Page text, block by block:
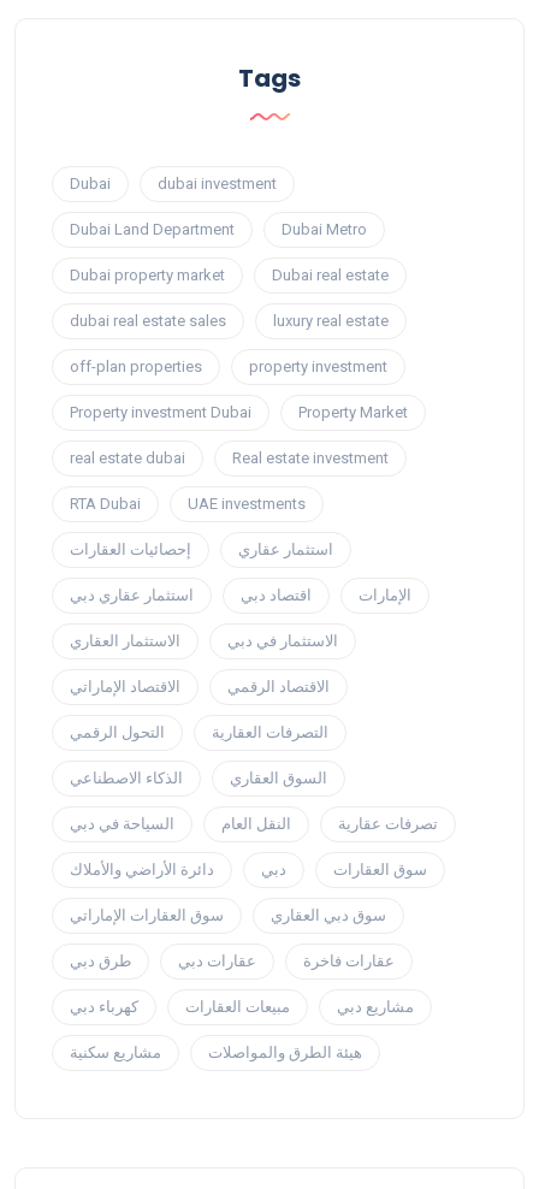
Tags
Dubai dubai investment
Dubai Land Department Dubai Metro
Dubai property market Dubai real estate
dubai real estate sales luxury real estate
off-plan properties property investment
Property investment Dubai Property Market
real estate dubai Real estate investment
RTA Dubai UAE investments
إحصائيات العقارات استثمار عقاري
استثمار عقاري دبي اقتصاد دبي الإمارات
الاستثمار العقاري الاستثمار في دبي
الاقتصاد الإماراتي الاقتصاد الرقمي
التحول الرقمي التصرفات العقارية
الذكاء الاصطناعي السوق العقاري
السياحة في دبي النقل العام تصرفات عقارية
دائرة الأراضي والأملاك دبي سوق العقارات
سوق العقارات الإماراتي سوق دبي العقاري
طرق دبي عقارات دبي عقارات فاخرة
كهرباء دبي مبيعات العقارات مشاريع دبي
مشاريع سكنية هيئة الطرق والمواصلات